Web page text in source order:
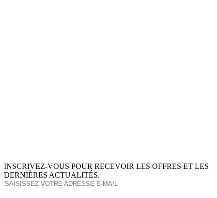
INSCRIVEZ-VOUS POUR RECEVOIR LES OFFRES ET LES
DERNIÈRES ACTUALITÉS.